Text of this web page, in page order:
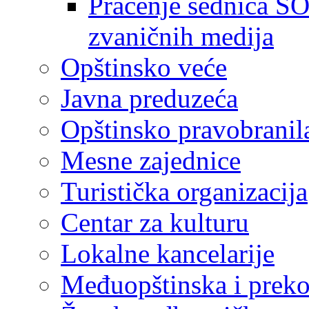
zvaničnih medija
Opštinsko veće
Javna preduzeća
Opštinsko
Mesne zajednice
Turistička organizacija
Centar za kulturu
Lokalne kancelarije
Međuopštinska i